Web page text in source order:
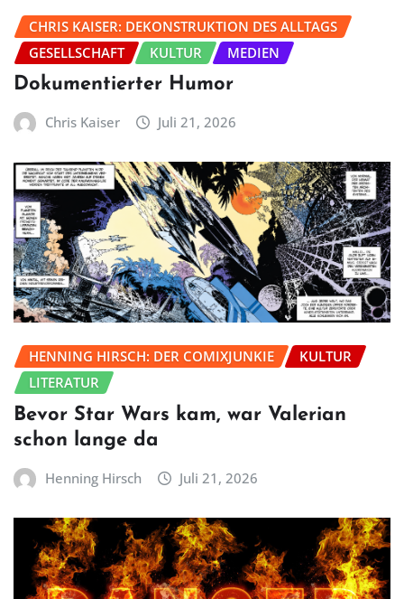
CHRIS KAISER: DEKONSTRUKTION DES ALLTAGS
GESELLSCHAFT
KULTUR MEDIEN
Dokumentierter Humor
Chris Kaiser Juli 21, 2026
HENNING HIRSCH: DER COMIXJUNKIE
KULTUR
LITERATUR
Bevor Star Wars kam, war Valerian
schon lange da
Henning Hirsch Juli 21, 2026